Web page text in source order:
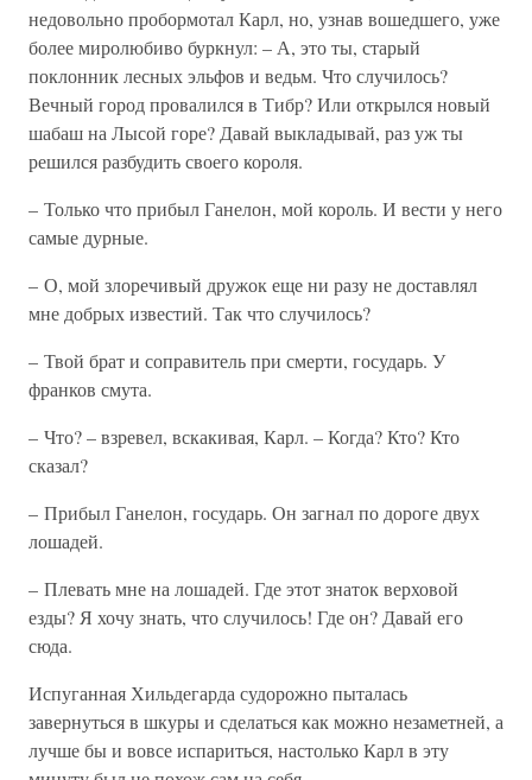
недовольно пробормотал Карл, но, узнав вошедшего, уже
более миролюбиво буркнул: – А, это ты, старый
поклонник лесных эльфов и ведьм. Что случилось?
Вечный город провалился в Тибр? Или открылся новый
шабаш на Лысой горе? Давай выкладывай, раз уж ты
решился разбудить своего короля.
– Только что прибыл Ганелон, мой король. И вести у него
самые дурные.
– О, мой злоречивый дружок еще ни разу не доставлял
мне добрых известий. Так что случилось?
– Твой брат и соправитель при смерти, государь. У
франков смута.
– Что? – взревел, вскакивая, Карл. – Когда? Кто? Кто
сказал?
– Прибыл Ганелон, государь. Он загнал по дороге двух
лошадей.
– Плевать мне на лошадей. Где этот знаток верховой
езды? Я хочу знать, что случилось! Где он? Давай его
сюда.
Испуганная Хильдегарда судорожно пыталась
завернуться в шкуры и сделаться как можно незаметней, а
лучше бы и вовсе испариться, настолько Карл в эту